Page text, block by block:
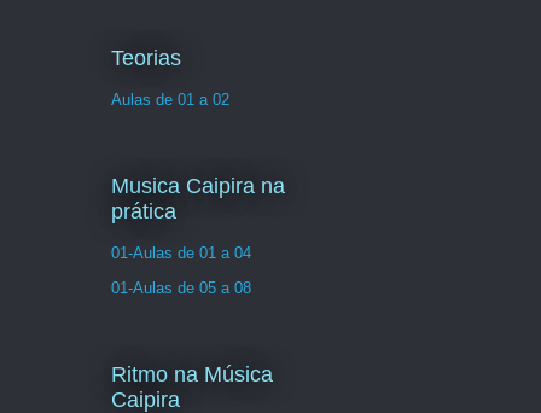
Teorias
Aulas de 01 a 02
Musica Caipira na
prática
01-Aulas de 01 a 04
01-Aulas de 05 a 08
Ritmo na Música
Caipira